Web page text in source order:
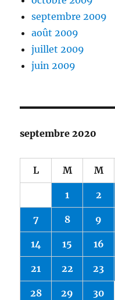
septembre 2009
août 2009
juillet 2009
juin 2009
septembre 2020
L M M
1 2
7 8 9
14 15 16
21 22 23
28 29 30